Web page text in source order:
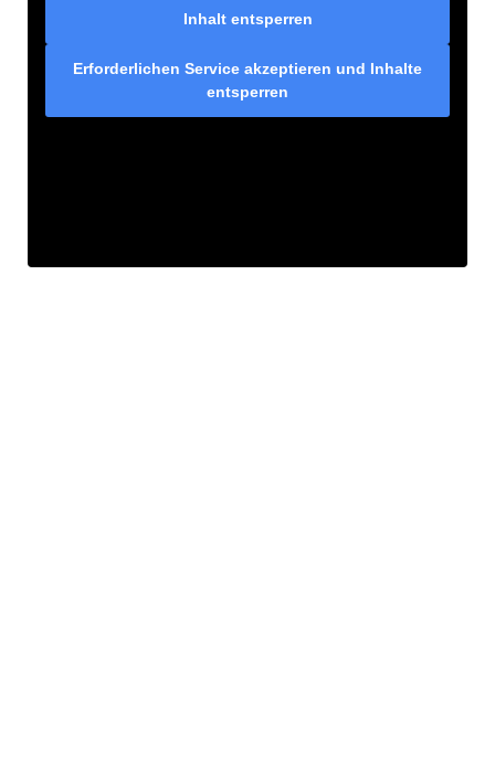
Inhalt entsperren
Erforderlichen Service akzeptieren und Inhalte
entsperren